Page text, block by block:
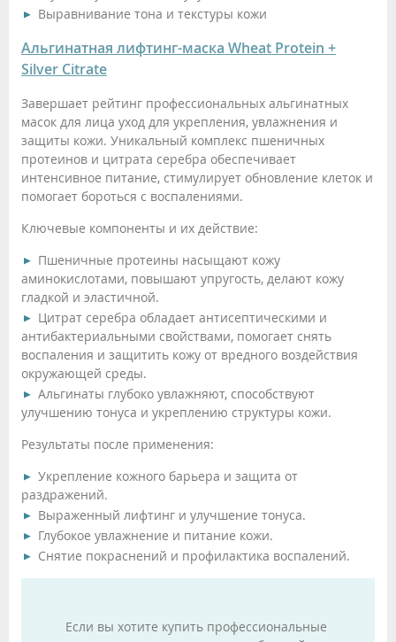
Выравнивание тона и текстуры кожи
Альгинатная лифтинг-маска Wheat Protein +
Silver Citrate
Завершает рейтинг профессиональных альгинатных
масок для лица уход для укрепления, увлажнения и
защиты кожи. Уникальный комплекс пшеничных
протеинов и цитрата серебра обеспечивает
интенсивное питание, стимулирует обновление клеток и
помогает бороться с воспалениями.
Ключевые компоненты и их действие:
Пшеничные протеины насыщают кожу
аминокислотами, повышают упругость, делают кожу
гладкой и эластичной.
Цитрат серебра обладает антисептическими и
антибактериальными свойствами, помогает снять
воспаления и защитить кожу от вредного воздействия
окружающей среды.
Альгинаты глубоко увлажняют, способствуют
улучшению тонуса и укреплению структуры кожи.
Результаты после применения:
Укрепление кожного барьера и защита от
раздражений.
Выраженный лифтинг и улучшение тонуса.
Глубокое увлажнение и питание кожи.
Снятие покраснений и профилактика воспалений.
Если вы хотите купить профессиональные